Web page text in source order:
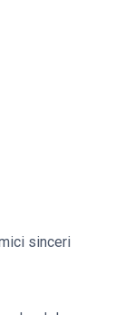
sinceri